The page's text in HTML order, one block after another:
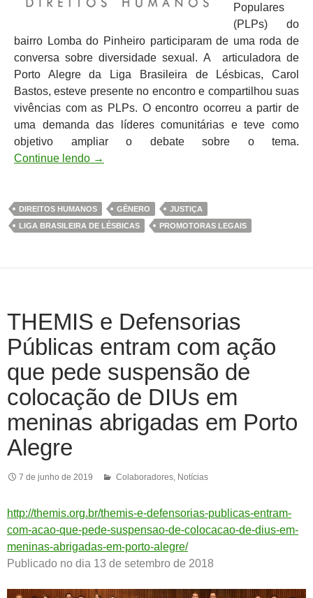
Populares
(PLPs) do
bairro Lomba do Pinheiro participaram de uma roda de
conversa sobre diversidade sexual. A articuladora de
Porto Alegre da Liga Brasileira de Lésbicas, Carol
Bastos, esteve presente no encontro e compartilhou suas
vivências com as PLPs. O encontro ocorreu a partir de
uma demanda das líderes comunitárias e teve como
objetivo ampliar o debate sobre o tema.
Continue lendo →
DIREITOS HUMANOS GÊNERO
JUSTIÇA
LIGA BRASILEIRA DE LÉSBICAS
PROMOTORAS LEGAIS
THEMIS e Defensorias
Públicas entram com ação
que pede suspensão de
colocação de DIUs em
meninas abrigadas em Porto
Alegre
7 de junho de 2019 Colaboradores Notícias
http://themis.org.br/themis-e-defensorias-publicas-entram-
com-acao-que-pede-suspensao-de-colocacao-de-dius-em-
meninas-abrigadas-em-porto-alegre/
Publicado no dia 13 de setembro de 2018